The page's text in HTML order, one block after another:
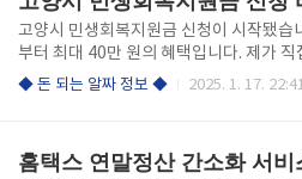
란? ✅ 대구 민생회복지원금은 대구시에
어 있는 모든 시민에게 지급되는 특별 지
소득이나 재산 기준 없이, 모든 시민이 1인
받을 수 있는 기회입니다. ✅ 이 지원금은
권인 '대구로페이' 형태로 지급되며, 지역
요! 대구 민생..
고양시 민생회복지원금 신청이 시작됐습
부터 최대 40만 원의 혜택입니다. 제가 직
현재 신청링크가 열리지 않았습니다. 시청
복지원금은 지역 주민의 생활 안정을 도
◆ 돈 되는 알짜 정보 ◆ 2025. 1. 17.